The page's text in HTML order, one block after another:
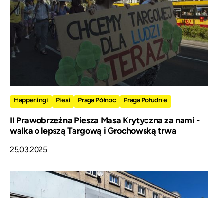
Happeningi Piesi Praga Północ Praga Południe
II Prawobrzeżna Piesza Masa Krytyczna za nami -
walka o lepszą Targową i Grochowską trwa
25.03.2025